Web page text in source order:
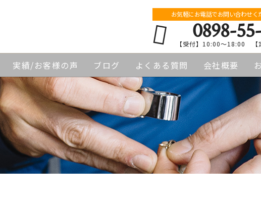
お気軽にお電話でお問い合わせく
0898-
【受付】10:00〜18:00 【
実績/お客様の声 ブログ よくある質問 会社概要